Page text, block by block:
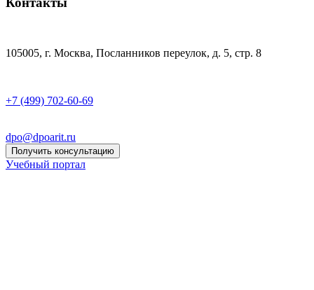
105005, г. Москва, Посланников переулок, д. 5, стр. 8
+7 (499) 702-60-69
dpo@dpoarit.ru
Получить консультацию
Учебный портал